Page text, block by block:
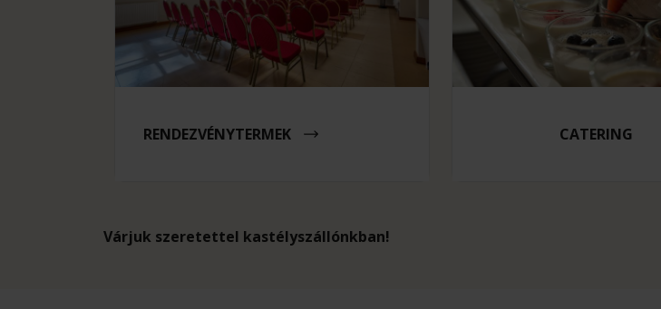
RENDEZVÉNYTERMEK CATERING
Várjuk szeretettel kastélyszállónkban!